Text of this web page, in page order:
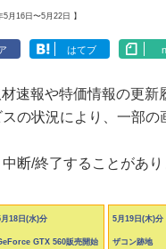
5月16日〜5月22日 】
はてブ
速報や特価情報の更新
の状況により、一部の
断/終了することがあり
18日(水)分
GTX 560販売開始
5月19日(木)分
ザコン跡地